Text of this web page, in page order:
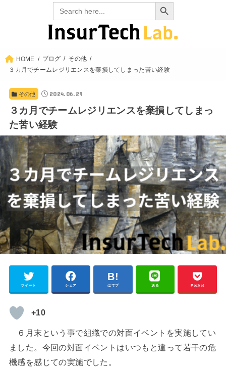
Search
for:
HOME ブログ
その他
３カ月でチームレジリエンスを棄損してしまった苦い経験
その他 2024.06.29
３カ月でチームレジリエンスを棄損してしまっ
た苦い経験
ツイート シェア はてブ 送る Pocket
+10
６月末という事で組織での対面イベントを実施してい
ました。今回の対面イベントはいつもと違って若干の危
機感を感じての実施でした。